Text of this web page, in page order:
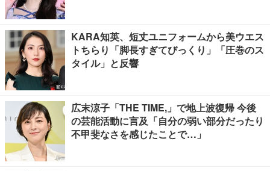
KARA知英、短丈ユニフォームから美ウエス
トちらり「脚長すぎてびっくり」「圧巻のス
タイル」と反響
広末涼子「THE TIME,」で地上波復帰 今後
の芸能活動に言及「自分の弱い部分だったり
不甲斐なさを感じたことで…」